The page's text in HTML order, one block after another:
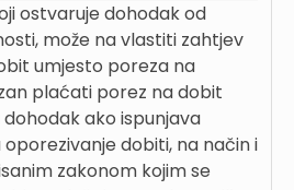
ostvaruje dohodak od
može na vlastiti zahtjev
umjesto poreza na
plaćati porez na dobit
ako ispunjava
dobiti, na način i
zakonom kojim se